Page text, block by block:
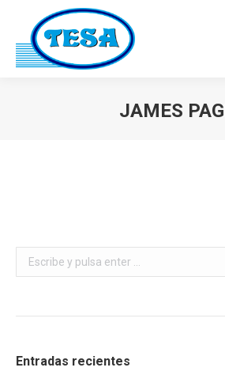
JAMES
Buscar:
Entradas recientes